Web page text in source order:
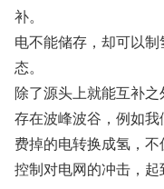
补。
电不能储存，却可以
态。
除了源头上就能互补
存在波峰波谷，例如
费掉的电转换成氢，
控制对电网的冲击，起